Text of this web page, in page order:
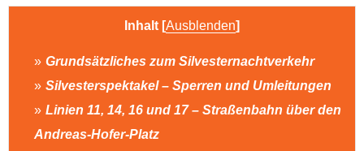
Inhalt [Ausblenden]
Grundsätzliches zum Silvesternachtverkehr
Silvesterspektakel – Sperren und Umleitungen
Linien 11, 14, 16 und 17 – Straßenbahn über den
Andreas-Hofer-Platz